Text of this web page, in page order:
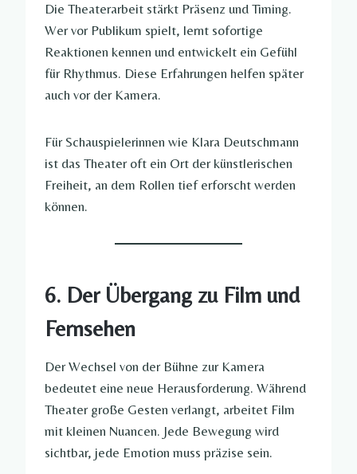
Die Theaterarbeit stärkt Präsenz und Timing.
Wer vor Publikum spielt, lernt sofortige
Reaktionen kennen und entwickelt ein Gefühl
für Rhythmus. Diese Erfahrungen helfen später
auch vor der Kamera.
Für Schauspielerinnen wie Klara Deutschmann
ist das Theater oft ein Ort der künstlerischen
Freiheit, an dem Rollen tief erforscht werden
können.
6. Der Übergang zu Film und
Fernsehen
Der Wechsel von der Bühne zur Kamera
bedeutet eine neue Herausforderung. Während
Theater große Gesten verlangt, arbeitet Film
mit kleinen Nuancen. Jede Bewegung wird
sichtbar, jede Emotion muss präzise sein.